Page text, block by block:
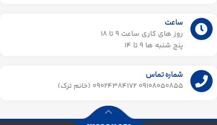
ساعت
روز های کاری ساعت ۹ تا 18
پنج شنبه ها 9 تا 14​
شماره تماس
09108050855 09024384172 (خانم ترک)